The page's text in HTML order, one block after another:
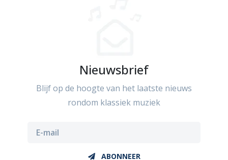
Nieuwsbrief
Blijf op de hoogte van het laatste nieuws
rondom klassiek muziek
ABONNEER